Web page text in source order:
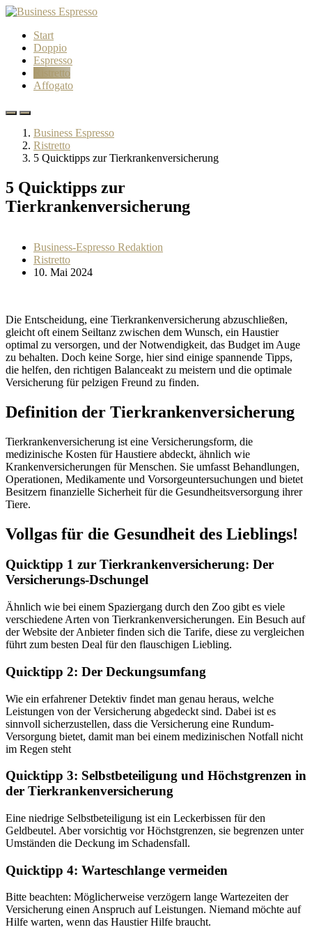
Start
Doppio
Espresso
Ristretto
Affogato
Business Espresso
Ristretto
5 Quicktipps zur Tierkrankenversicherung
5 Quicktipps zur
Tierkrankenversicherung
Business-Espresso Redaktion
Ristretto
10. Mai 2024
Die Entscheidung, eine Tierkrankenversicherung abzuschließen,
gleicht oft einem Seiltanz zwischen dem Wunsch, ein Haustier
optimal zu versorgen, und der Notwendigkeit, das Budget im Auge
zu behalten. Doch keine Sorge, hier sind einige spannende Tipps,
die helfen, den richtigen Balanceakt zu meistern und die optimale
Versicherung für pelzigen Freund zu finden.
Definition der Tierkrankenversicherung
Tierkrankenversicherung ist eine Versicherungsform, die
medizinische Kosten für Haustiere abdeckt, ähnlich wie
Krankenversicherungen für Menschen. Sie umfasst Behandlungen,
Operationen, Medikamente und Vorsorgeuntersuchungen und bietet
Besitzern finanzielle Sicherheit für die Gesundheitsversorgung ihrer
Tiere.
Vollgas für die Gesundheit des Lieblings!
Quicktipp 1 zur Tierkrankenversicherung: Der
Versicherungs-Dschungel
Ähnlich wie bei einem Spaziergang durch den Zoo gibt es viele
verschiedene Arten von Tierkrankenversicherungen. Ein Besuch auf
der Website der Anbieter finden sich die Tarife, diese zu vergleichen
führt zum besten Deal für den flauschigen Liebling.
Quicktipp 2: Der Deckungsumfang
Wie ein erfahrener Detektiv findet man genau heraus, welche
Leistungen von der Versicherung abgedeckt sind. Dabei ist es
sinnvoll sicherzustellen, dass die Versicherung eine Rundum-
Versorgung bietet, damit man bei einem medizinischen Notfall nicht
im Regen steht
Quicktipp 3: Selbstbeteiligung und Höchstgrenzen in
der Tierkrankenversicherung
Eine niedrige Selbstbeteiligung ist ein Leckerbissen für den
Geldbeutel. Aber vorsichtig vor Höchstgrenzen, sie begrenzen unter
Umständen die Deckung im Schadensfall.
Quicktipp 4: Warteschlange vermeiden
Bitte beachten: Möglicherweise verzögern lange Wartezeiten der
Versicherung einen Anspruch auf Leistungen. Niemand möchte auf
Hilfe warten, wenn das Haustier Hilfe braucht.